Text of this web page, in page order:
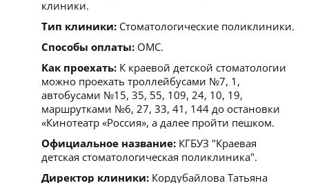
клиники.
Тип клиники: Стоматологические поликлиники.
Способы оплаты: ОМС.
Как проехать: К краевой детской стоматологии
можно проехать троллейбусами №7, 1,
автобусами №15, 35, 55, 109, 24, 10, 19,
маршрутками №6, 27, 33, 41, 144 до остановки
«Кинотеатр «Россия», а далее пройти пешком.
Официальное название: КГБУЗ "Краевая
детская стоматологическая поликлиника".
Директор клиники: Кордубайлова Татьяна